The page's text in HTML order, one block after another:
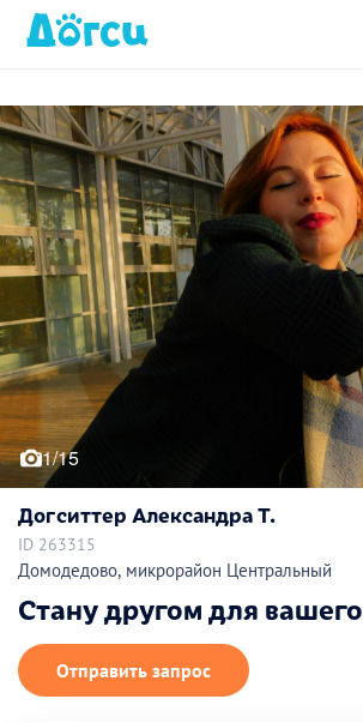
1/15
Догситтер Александра Т.
ID 263315
Домодедово, микрорайон Центральный
Стану другом для
Отправить запрос